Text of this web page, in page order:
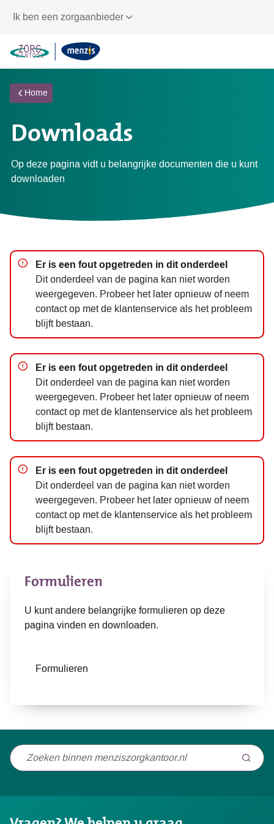
voor
navigatie
Ik ben een zorgaanbieder
Home
Downloads
Op deze pagina vidt u belangrijke documenten die u kunt
downloaden
notification-error
Er is een fout opgetreden in dit onderdeel
Dit onderdeel van de pagina kan niet worden
weergegeven. Probeer het later opnieuw of neem
contact op met de klantenservice als het probleem
blijft bestaan.
notification-error
Er is een fout opgetreden in dit onderdeel
Dit onderdeel van de pagina kan niet worden
weergegeven. Probeer het later opnieuw of neem
contact op met de klantenservice als het probleem
blijft bestaan.
notification-error
Er is een fout opgetreden in dit onderdeel
Dit onderdeel van de pagina kan niet worden
weergegeven. Probeer het later opnieuw of neem
contact op met de klantenservice als het probleem
blijft bestaan.
Formulieren
U kunt andere belangrijke formulieren op deze
pagina vinden en downloaden.
Formulieren
Niet
wat